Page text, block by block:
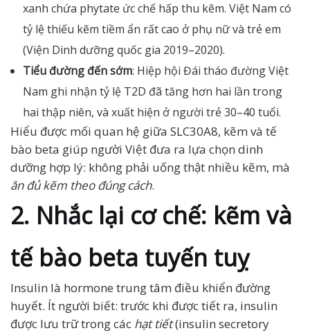
xanh chứa phytate ức chế hấp thu kẽm. Việt Nam có
tỷ lệ thiếu kẽm tiềm ẩn rất cao ở phụ nữ và trẻ em
(Viện Dinh dưỡng quốc gia 2019–2020).
Tiểu đường đến sớm: Hiệp hội Đái tháo đường Việt
Nam ghi nhận tỷ lệ T2D đã tăng hơn hai lần trong
hai thập niên, và xuất hiện ở người trẻ 30–40 tuổi.
Hiểu được mối quan hệ giữa SLC30A8, kẽm và tế
bào beta giúp người Việt đưa ra lựa chọn dinh
dưỡng hợp lý: không phải uống thật nhiều kẽm, mà
ăn đủ kẽm theo đúng cách.
2. Nhắc lại cơ chế: kẽm và
tế bào beta tuyến tuỵ
Insulin là hormone trung tâm điều khiển đường
huyết. Ít người biết: trước khi được tiết ra, insulin
được lưu trữ trong các hạt tiết(insulin secretory